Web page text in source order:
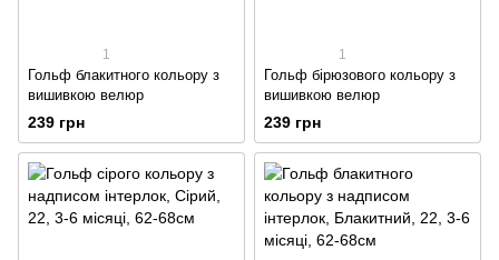
1
Гольф блакитного кольору з
вишивкою велюр
239 грн
1
Гольф бірюзового кольору з
вишивкою велюр
239 грн